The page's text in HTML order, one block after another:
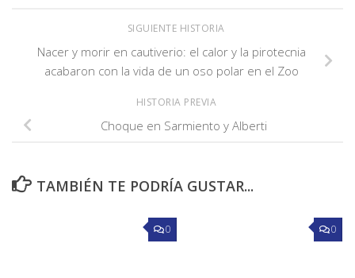
SIGUIENTE HISTORIA
Nacer y morir en cautiverio: el calor y la pirotecnia
acabaron con la vida de un oso polar en el Zoo
HISTORIA PREVIA
Choque en Sarmiento y Alberti
TAMBIÉN TE PODRÍA GUSTAR...
0 0